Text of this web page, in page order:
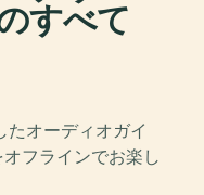
すべて
たオーディオガイ
フラインでお楽し